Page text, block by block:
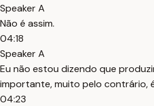
Speaker A
Não é assim.
04:18
Speaker A
Eu não estou dizendo que
importante, muito pelo contrário,
04:23